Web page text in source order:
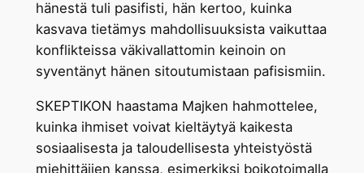
hänestä tuli pasifisti, hän kertoo, kuinka
kasvava tietämys mahdollisuuksista vaikuttaa
konflikteissa väkivallattomin keinoin on
syventänyt hänen sitoutumistaan pafisismiin.
SKEPTIKON haastama Majken hahmottelee,
kuinka ihmiset voivat kieltäytyä kaikesta
sosiaalisesta ja taloudellisesta yhteistyöstä
miehittäjien kanssa, esimerkiksi boikotoimalla